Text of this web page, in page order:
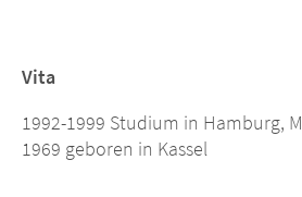
Vita
1992-1999 Studium in Hamburg,
1969 geboren in Kassel